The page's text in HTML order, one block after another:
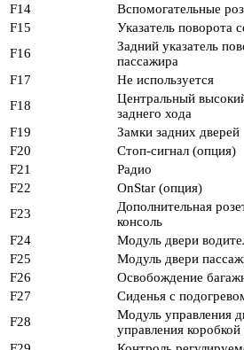
F14
Вспомогательные
F15
Указатель поворота
F16
Задний указатель
пассажира
F17
Не используется
F18
Центральный
заднего хода
F19
Замки задних дверей
F20
Стоп-сигнал (опция)
F21
Радио
F22
OnStar (опция)
F23
Дополнительная
консоль
F24
Модуль двери
F25
Модуль двери
F26
Освобождение
F27
Сиденья с
F28
Модуль управления
управления